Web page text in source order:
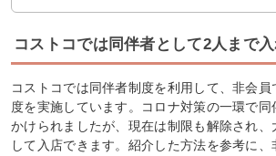
コストコでは同伴者として2人まで
コストコでは同伴者制度を利用して、非会員
度を実施しています。コロナ対策の一環で
かけられましたが、現在は制限も解除され、
して入店できます。紹介した方法を参考に